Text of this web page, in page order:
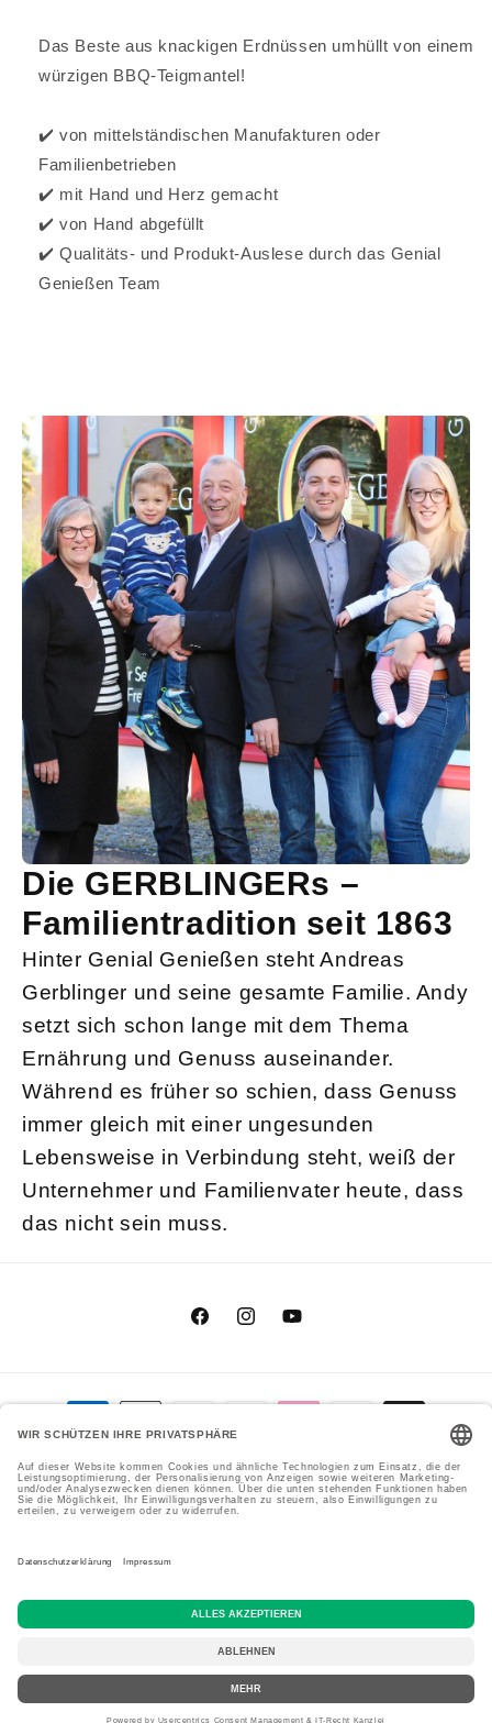
Das Beste aus knackigen Erdnüssen umhüllt von einem
würzigen BBQ-Teigmantel!
✔️ von mittelständischen Manufakturen oder
Familienbetrieben
✔️ mit Hand und Herz gemacht
✔️ von Hand abgefüllt
✔️ Qualitäts- und Produkt-Auslese durch das Genial
Genießen Team
Die GERBLINGERs –
Familientradition seit 1863
Hinter Genial Genießen steht Andreas
Gerblinger und seine gesamte Familie. Andy
setzt sich schon lange mit dem Thema
Ernährung und Genuss auseinander.
Während es früher so schien, dass Genuss
immer gleich mit einer ungesunden
Lebensweise in Verbindung steht, weiß der
Unternehmer und Familienvater heute, dass
das nicht sein muss.
FacebookInstagram
Zahlungsmethoden
© 2026,Genial Genießen GmbHCookie-Einstellungen
Vertrag widerrufen